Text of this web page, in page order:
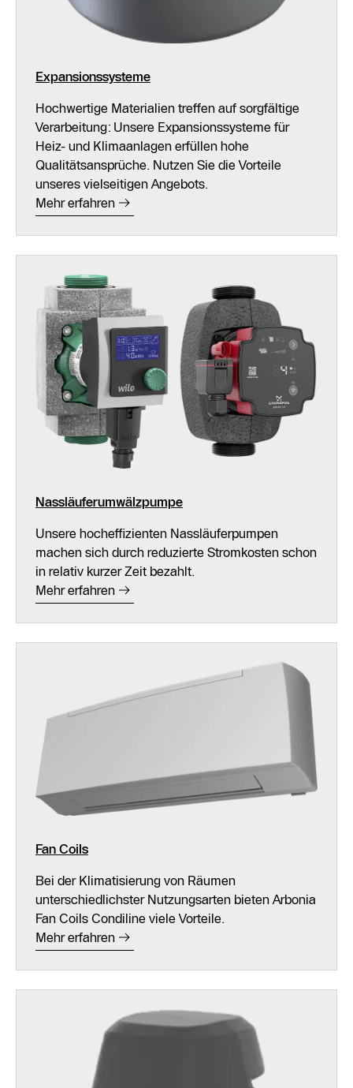
Expansionssysteme
Hochwertige Materialien treffen auf sorgfältige
Verarbeitung: Unsere Expansionssysteme für
Heiz- und Klimaanlagen erfüllen hohe
Qualitätsansprüche. Nutzen Sie die Vorteile
unseres vielseitigen Angebots.
Mehr erfahren
Nassläuferumwälzpumpe
Unsere hocheffizienten Nassläuferpumpen
machen sich durch reduzierte Stromkosten schon
in relativ kurzer Zeit bezahlt.
Mehr erfahren
Fan Coils
Bei der Klimatisierung von Räumen
unterschiedlichster Nutzungsarten bieten Arbonia
Fan Coils Condiline viele Vorteile.
Mehr erfahren